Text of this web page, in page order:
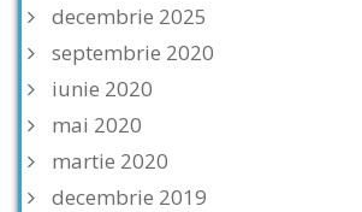
decembrie 2025
septembrie 2020
iunie 2020
mai 2020
martie 2020
decembrie 2019